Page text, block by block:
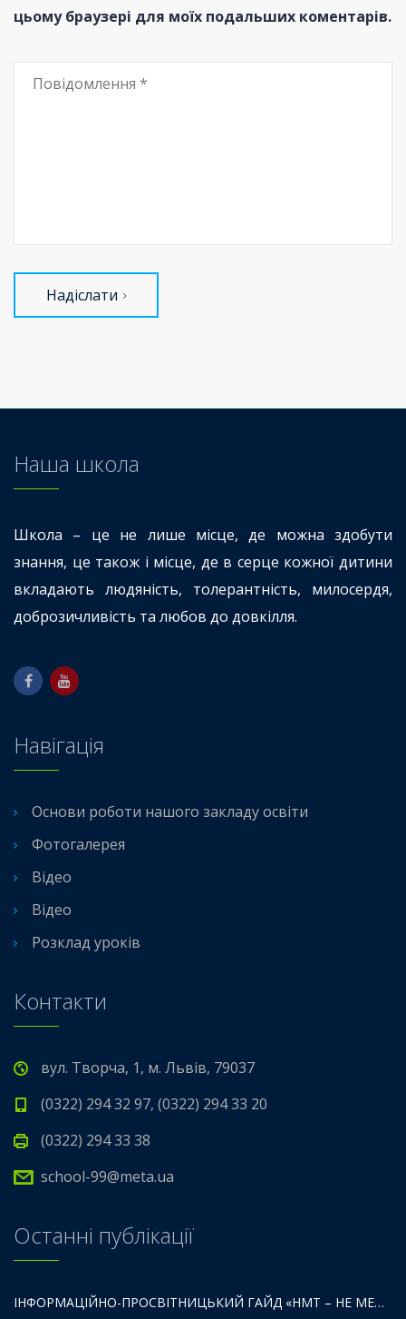
цьому браузері для моїх подальших коментарів.
Надіслати
Наша школа
Школа – це не лише місце, де можна здобути
знання, це також і місце, де в серце кожної дитини
вкладають людяність, толерантність, милосердя,
доброзичливість та любов до довкілля.
Навігація
Основи роботи нашого закладу освіти
Фотогалерея
Відео
Відео
Розклад уроків
Контакти
вул. Творча, 1, м. Львів, 79037
(0322) 294 32 97, (0322) 294 33 20
(0322) 294 33 38
school-99@meta.ua
Останні публікації
ІНФОРМАЦІЙНО-ПРОСВІТНИЦЬКИЙ ГАЙД «НМТ – НЕ МЕЖА ТВОЇХ МОЖЛИВОСТЕЙ».